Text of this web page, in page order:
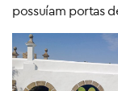
possuíam portas